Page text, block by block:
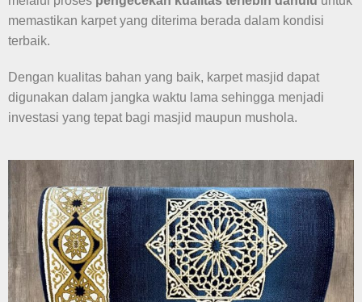
memastikan karpet yang diterima berada dalam kondisi
terbaik.
Dengan kualitas bahan yang baik, karpet masjid dapat
digunakan dalam jangka waktu lama sehingga menjadi
investasi yang tepat bagi masjid maupun mushola.